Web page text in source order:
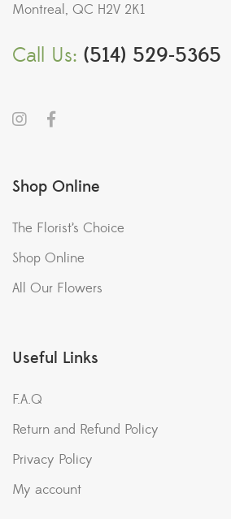
Montreal, QC H2V 2K1
Call Us: (514) 529-5365
Shop Online
The Florist’s Choice
Shop Online
All Our Flowers
Useful Links
F.A.Q
Return and Refund Policy
Privacy Policy
My account